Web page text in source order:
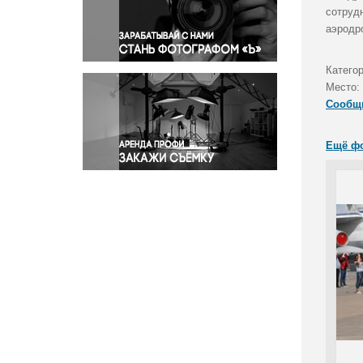
Правосудие
Происшествия и конфликты
Религия
Светская жизнь
Спорт
Экология
Экономика и бизнес
Место:
Ещё